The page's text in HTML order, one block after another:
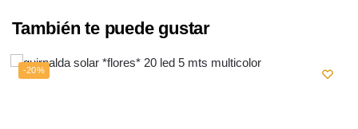
También te puede gustar
-20%